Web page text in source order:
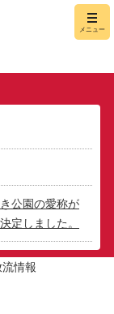
キサイフーズはな
（加須はなさき公園）
メニュー
公園の愛称が
定しました。
流情報